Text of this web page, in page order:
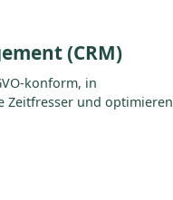
(CRM)
konform, in
Zeitfresser und optimieren